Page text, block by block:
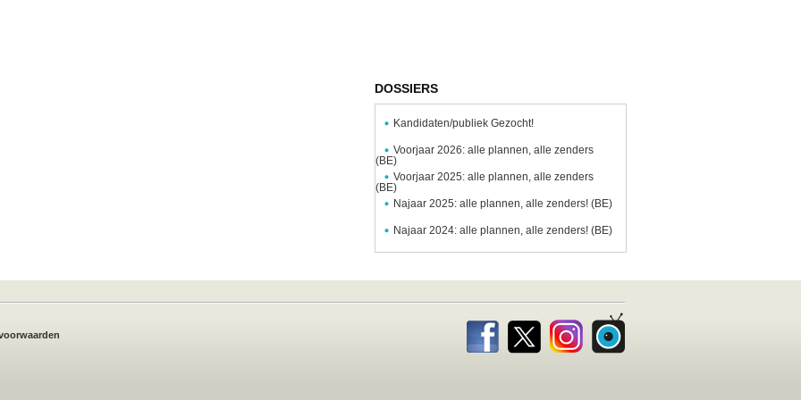
DOSSIERS
Kandidaten/publiek Gezocht!
Voorjaar 2026: alle plannen, alle zenders
(BE)
Voorjaar 2025: alle plannen, alle zenders
(BE)
Najaar 2025: alle plannen, alle zenders! (BE)
Najaar 2024: alle plannen, alle zenders! (BE)